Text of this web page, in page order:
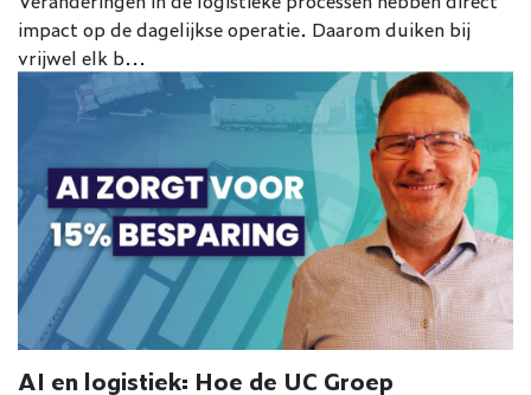
impact op de dagelijkse operatie. Daarom duiken bij
vrijwel elk b...
AI en logistiek: Hoe de UC Groep